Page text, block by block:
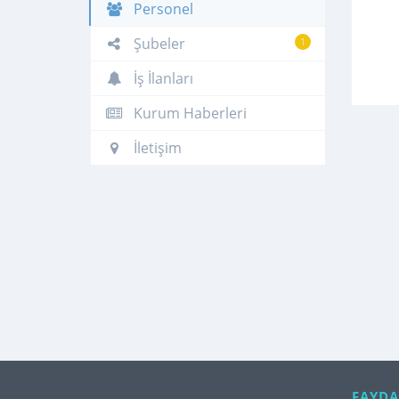
Personel
1
Şubeler
İş İlanları
Kurum Haberleri
İletişim